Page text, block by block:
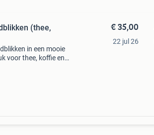
(thee,
in een mooie
voor thee, koffie en
€ 35,00
22 jul 26